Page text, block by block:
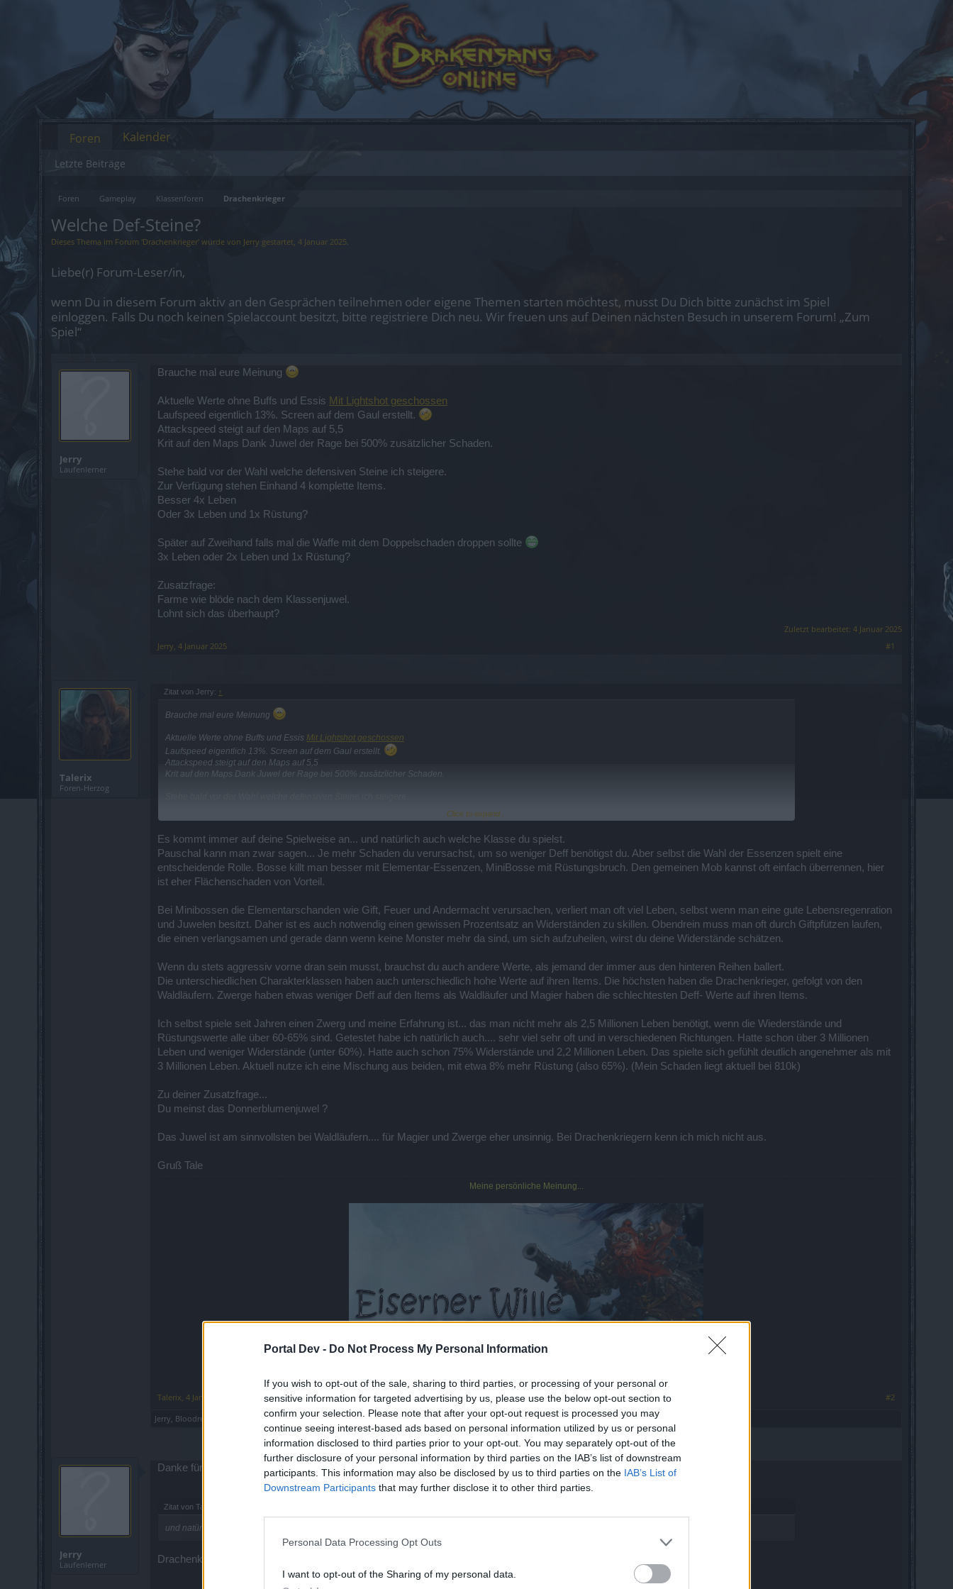
Portal Dev - Do Not Process My Personal Information
If you wish to opt-out of the sale, sharing to third parties, or processing of your personal or
sensitive information for targeted advertising by us, please use the below opt-out section to
confirm your selection. Please note that after your opt-out request is processed you may
continue seeing interest-based ads based on personal information utilized by us or personal
information disclosed to third parties prior to your opt-out. You may separately opt-out of the
further disclosure of your personal information by third parties on the IAB’s list of downstream
participants. This information may also be disclosed by us to third parties on the IAB’s List of
Downstream Participants that may further disclose it to other third parties.
Personal Data Processing Opt Outs
I want to opt-out of the Sharing of my personal data.
Foren Gameplay Klassenforen Drachenkrieger
Welche Def-Steine?
Dieses Thema im Forum 'Drachenkrieger' wurde von Jerry gestartet, 4 Januar 2025.
Liebe(r) Forum-Leser/in,
wenn Du in diesem Forum aktiv an den Gesprächen teilnehmen oder eigene Themen starten möchtest, musst Du Dich bitte zunächst im Spiel
einloggen. Falls Du noch keinen Spielaccount besitzt, bitte registriere Dich neu. Wir freuen uns auf Deinen nächsten Besuch in unserem Forum! „Zum
Spiel“
Jerry
Laufenlerner
Brauche mal eure Meinung
Aktuelle Werte ohne Buffs und Essis Mit Lightshot geschossen
Laufspeed eigentlich 13%. Screen auf dem Gaul erstellt.
Attackspeed steigt auf den Maps auf 5,5
Krit auf den Maps Dank Juwel der Rage bei 500% zusätzlicher Schaden.
Stehe bald vor der Wahl welche defensiven Steine ich steigere.
Zur Verfügung stehen Einhand 4 komplette Items.
Besser 4x Leben
Oder 3x Leben und 1x Rüstung?
Später auf Zweihand falls mal die Waffe mit dem Doppelschaden droppen sollte
3x Leben oder 2x Leben und 1x Rüstung?
Zusatzfrage:
Farme wie blöde nach dem Klassenjuwel.
Lohnt sich das überhaupt?
Zuletzt bearbeitet: 4 Januar 2025
Jerry, 4 Januar 2025 #1
Talerix
Foren-Herzog
Zitat von Jerry: ↑
Brauche mal eure Meinung
Aktuelle Werte ohne Buffs und Essis Mit Lightshot geschossen
Laufspeed eigentlich 13%. Screen auf dem Gaul erstellt.
Attackspeed steigt auf den Maps auf 5,5
Krit auf den Maps Dank Juwel der Rage bei 500% zusätzlicher Schaden.
Besser 4x Leben
Später auf Zweihand falls mal die Waffe mit dem Doppelschaden droppen sollte
3x Leben oder 2x Leben und 1x Rüstung?
Lohnt sich das überhaupt?
Click to expand...
Es kommt immer auf deine Spielweise an... und natürlich auch welche Klasse du spielst.
Pauschal kann man zwar sagen... Je mehr Schaden du verursachst, um so weniger Deff benötigst du. Aber selbst die Wahl der Essenzen spielt eine
entscheidende Rolle. Bosse killt man besser mit Elementar-Essenzen, MiniBosse mit Rüstungsbruch. Den gemeinen Mob kannst oft einfach überrennen, hier
ist eher Flächenschaden von Vorteil.
Bei Minibossen die Elementarschanden wie Gift, Feuer und Andermacht verursachen, verliert man oft viel Leben, selbst wenn man eine gute Lebensregenration
und Juwelen besitzt. Daher ist es auch notwendig einen gewissen Prozentsatz an Widerständen zu skillen. Obendrein muss man oft durch Giftpfützen laufen,
die einen verlangsamen und gerade dann wenn keine Monster mehr da sind, um sich aufzuheilen, wirst du deine Widerstände schätzen.
Wenn du stets aggressiv vorne dran sein musst, brauchst du auch andere Werte, als jemand der immer aus den hinteren Reihen ballert.
Die unterschiedlichen Charakterklassen haben auch unterschiedlich hohe Werte auf ihren Items. Die höchsten haben die Drachenkrieger, gefolgt von den
Waldläufern. Zwerge haben etwas weniger Deff auf den Items als Waldläufer und Magier haben die schlechtesten Deff- Werte auf ihren Items.
Ich selbst spiele seit Jahren einen Zwerg und meine Erfahrung ist... das man nicht mehr als 2,5 Millionen Leben benötigt, wenn die Wiederstände und
Rüstungswerte alle über 60-65% sind. Getestet habe ich natürlich auch.... sehr viel sehr oft und in verschiedenen Richtungen. Hatte schon über 3 Millionen
Leben und weniger Widerstände (unter 60%). Hatte auch schon 75% Widerstände und 2,2 Millionen Leben. Das spielte sich gefühlt deutlich angenehmer als mit
3 Millionen Leben. Aktuell nutze ich eine Mischung aus beiden, mit etwa 8% mehr Rüstung (also 65%). (Mein Schaden liegt aktuell bei 810k)
Zu deiner Zusatzfrage...
Du meinst das Donnerblumenjuwel ?
Das Juwel ist am sinnvollsten bei Waldläufern.... für Magier und Zwerge eher unsinnig. Bei Drachenkriegern kenn ich mich nicht aus.
Gruß Tale
Meine persönliche Meinung...
Talerix 4 Januar 2025
#2
Jerry Bloodreyna ChantillyRose gefällt dies.
Jerry
Laufenlerner
Danke für deine umfangreiche Antwort Talerix
Zitat von Talerix:
und natürlich auch welche Klasse du spielst.
Drachenkrieger
Foren
Letzte Beiträge
Kalender